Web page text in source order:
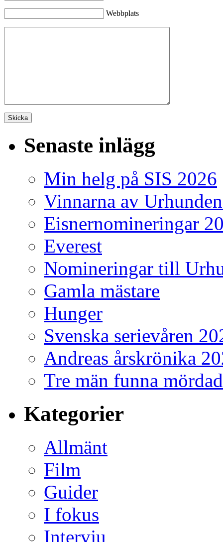
Webbplats
Senaste inlägg
Min helg på SIS 2026
Vinnarna av
Eisnernomineringar
Everest
Nomineringar till
Gamla mästare
Hunger
Svenska serievåren
Andreas årskrönika
Tre män funna
Kategorier
Allmänt
Film
Guider
I fokus
Intervju